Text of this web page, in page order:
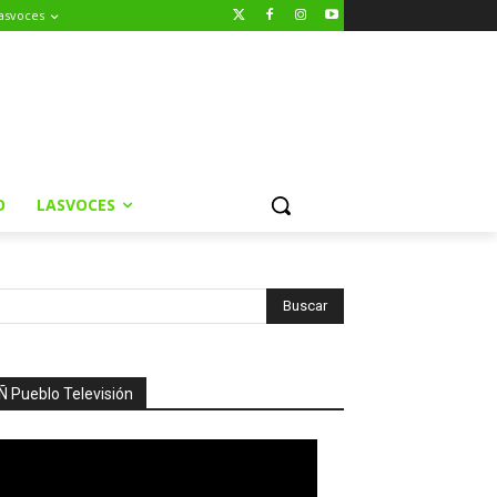
LASVOCES
Ñ Pueblo Televisión